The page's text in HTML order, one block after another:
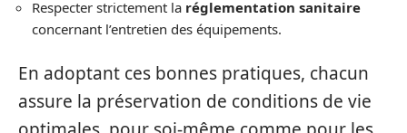
Respecter strictement la réglementation sanitaire
concernant l’entretien des équipements.
En adoptant ces bonnes pratiques, chacun
assure la préservation de conditions de vie